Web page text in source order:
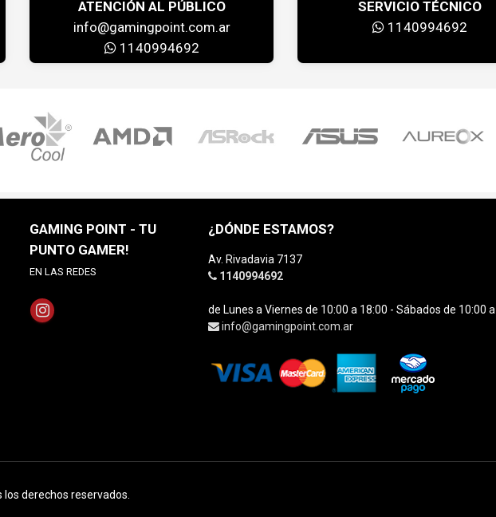
ATENCIÓN AL PÚBLICO
info@gamingpoint.com.ar
1140994692
SERVICIO TÉCNICO
1140994692
GAMING POINT - TU
PUNTO GAMER!
EN LAS REDES
¿DÓNDE ESTAMOS?
Av. Rivadavia 7137
1140994692
de Lunes a Viernes de 10:00 a 18:00 - Sábados de 10:00 a
info@gamingpoint.com.ar
derechos reservados.